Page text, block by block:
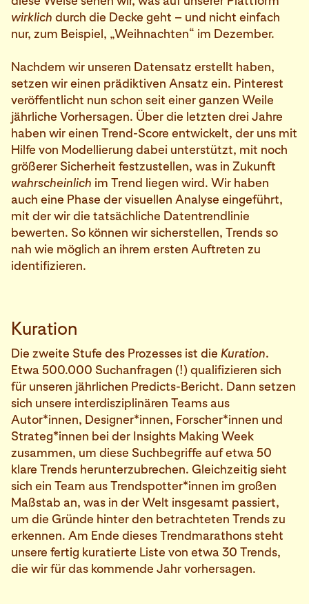
wirklich durch die Decke geht – und nicht einfach
nur, zum Beispiel, „Weihnachten“ im Dezember.
Nachdem wir unseren Datensatz erstellt haben,
setzen wir einen prädiktiven Ansatz ein. Pinterest
veröffentlicht nun schon seit einer ganzen Weile
jährliche Vorhersagen. Über die letzten drei Jahre
haben wir einen Trend-Score entwickelt, der uns mit
Hilfe von Modellierung dabei unterstützt, mit noch
größerer Sicherheit festzustellen, was in Zukunft
wahrscheinlich im Trend liegen wird. Wir haben
auch eine Phase der visuellen Analyse eingeführt,
mit der wir die tatsächliche Datentrendlinie
bewerten. So können wir sicherstellen, Trends so
nah wie möglich an ihrem ersten Auftreten zu
identifizieren.
Kuration
Die zweite Stufe des Prozesses ist die Kuration.
Etwa 500.000 Suchanfragen (!) qualifizieren sich
für unseren jährlichen Predicts-Bericht. Dann setzen
sich unsere interdisziplinären Teams aus
Autor*innen, Designer*innen, Forscher*innen und
Strateg*innen bei der Insights Making Week
zusammen, um diese Suchbegriffe auf etwa 50
klare Trends herunterzubrechen. Gleichzeitig sieht
sich ein Team aus Trendspotter*innen im großen
Maßstab an, was in der Welt insgesamt passiert,
um die Gründe hinter den betrachteten Trends zu
erkennen. Am Ende dieses Trendmarathons steht
unsere fertig kuratierte Liste von etwa 30 Trends,
die wir für das kommende Jahr vorhersagen.